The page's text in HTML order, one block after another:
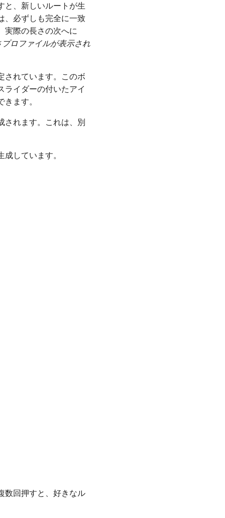
と、新しいルートが生
、必ずしも完全に一致
実際の長さの次へに
プロファイルが表示され
されています。このボ
ライダーの付いたアイ
ます。
されます。これは、別
しています。
数回押すと、好きなル